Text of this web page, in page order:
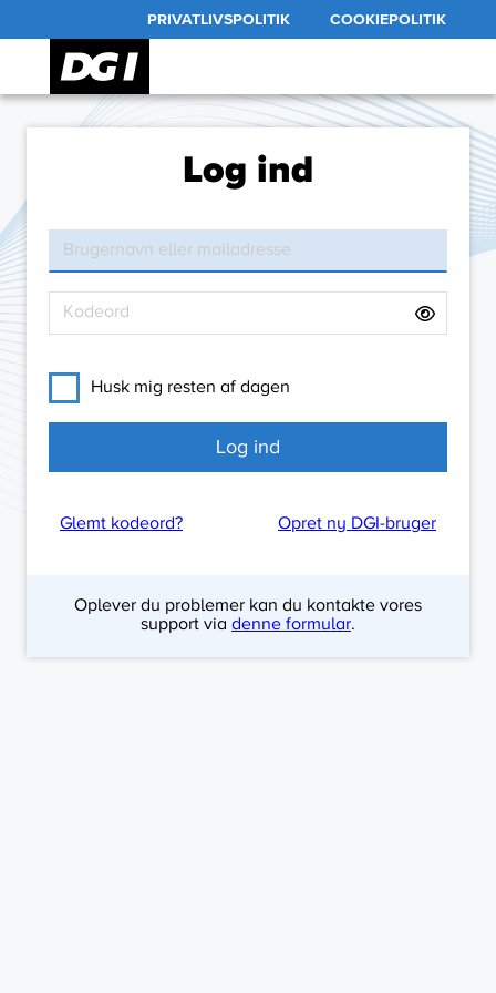
PRIVATLIVSPOLITIK COOKIEPOLITIK
Log ind
Husk mig resten af dagen
Glemt kodeord? Opret ny DGI-bruger
Oplever du problemer kan du kontakte vores
support via denne formular.